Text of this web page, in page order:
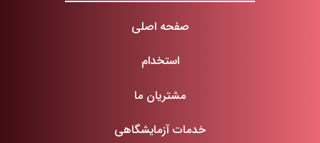
صفحه اصلی
استخدام
مشتریان ما
خدمات آزمایشگاهی